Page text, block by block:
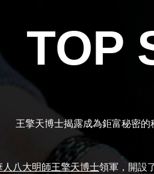
TOP
王擎天博士揭露成為鉅富秘密
人八大明師王擎天博士領軍，開設